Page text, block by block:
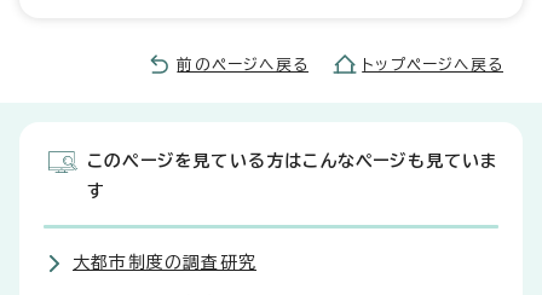
前のページへ戻る トップページへ戻る
このページを見ている方はこんなページも見ていま
す
大都市制度の調査研究